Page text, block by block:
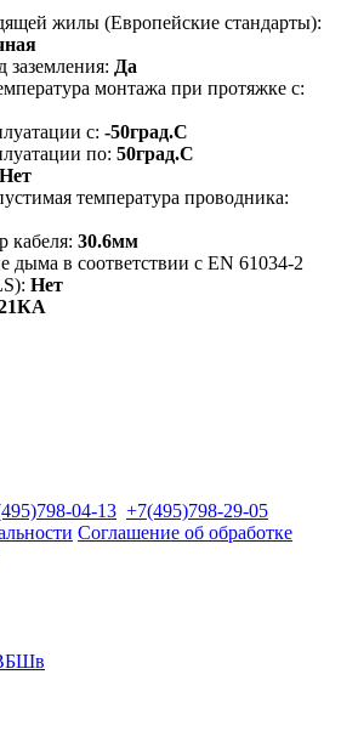
жилы (Европейские стандарты):
Да
монтажа при протяжке с:
с: -50град.C
по: 50град.C
Нет
температура проводника:
кабеля: 30.6мм
дыма в соответствии с EN 61034-2
Нет
04-13 +7(495)798-29-05
Соглашение об обработке